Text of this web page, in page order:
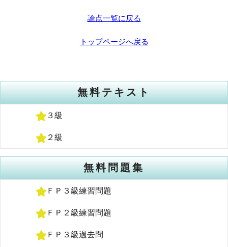
論点一覧に戻る
トップページへ戻る
無料テキスト
３級
２級
無料問題集
ＦＰ３級練習問題
ＦＰ２級練習問題
ＦＰ３級過去問